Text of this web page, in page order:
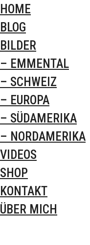
HOME
BLOG
BILDER
– EMMENTAL
– SCHWEIZ
– EUROPA
– SÜDAMERIKA
– NORDAMERIKA
VIDEOS
SHOP
KONTAKT
ÜBER MICH